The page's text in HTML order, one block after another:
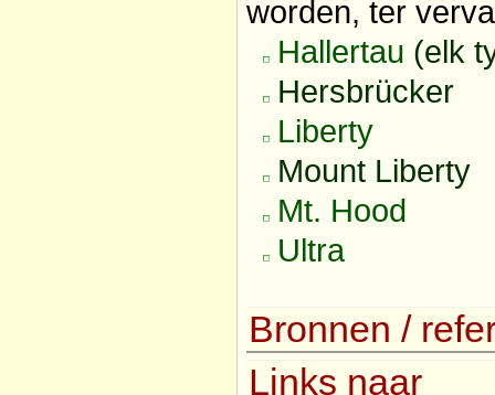
worden, ter
Hallertau (elk
Hersbrücker
Liberty
Mount Liberty
Mt. Hood
Ultra
Bronnen /
Links naar